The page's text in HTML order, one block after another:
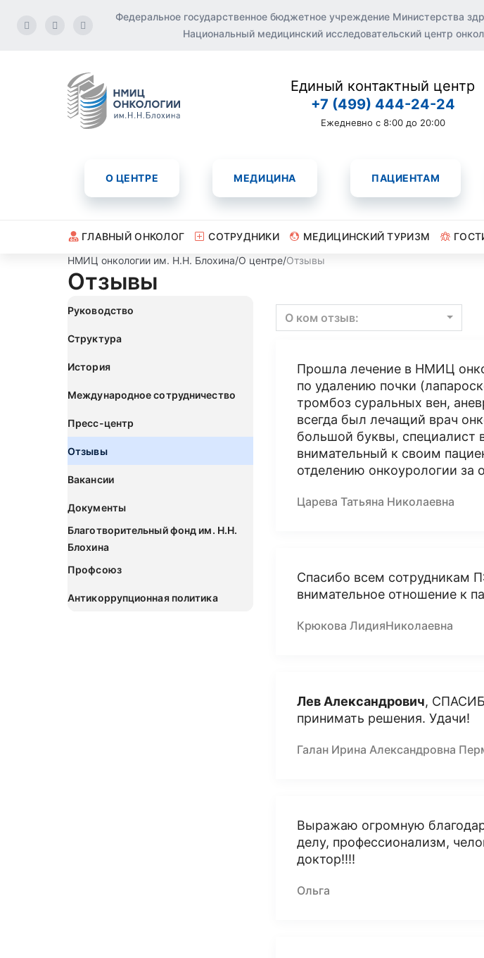
Федеральное государственное бюджетное учреждение Министерства
Национальный медицинский исследовательский центр
Единый контактный центр
+7 (499) 444-24-24
Ежедневно с 8:00 до 20:00
О ЦЕНТРЕ МЕДИЦИНА ПАЦИЕНТАМ
ГЛАВНЫЙ ОНКОЛОГ СОТРУДНИКИ МЕДИЦИНСКИЙ ТУРИЗМ
НМИЦ онкологии им. Н.Н. Блохина/О центре/Отзывы
Отзывы
Руководство
Структура
История
Международное сотрудничество
Пресс-центр
Отзывы
Вакансии
Документы
Благотворительный фонд им. Н.Н.
Блохина
Профсоюз
Антикоррупционная политика
О ком отзыв:
Прошла лечение в НМИЦ
по удалению почки
тромбоз суральных вен,
всегда был лечащий врач
большой буквы, специалист
внимательный к своим
отделению онкоурологии за
Царева Татьяна Николаевна
Спасибо всем сотрудникам
внимательное отношение к
Крюкова ЛидияНиколаевна
Лев Александрович,
принимать решения. Удачи!
Галан Ирина Александровна
Выражаю огромную
делу, профессионализм,
доктор!!!!
Ольга